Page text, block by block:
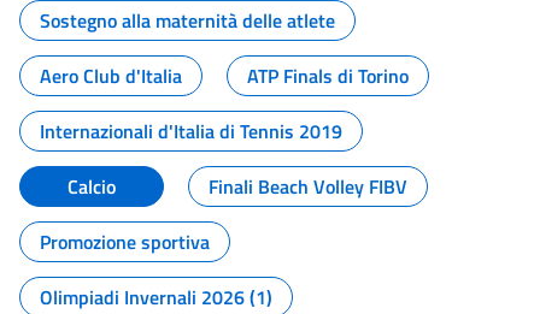
Sostegno alla maternità delle atlete
Aero Club d'Italia
ATP Finals di Torino
Internazionali d'Italia di Tennis 2019
Calcio
Finali Beach Volley FIBV
Promozione sportiva
Olimpiadi Invernali 2026 (1)